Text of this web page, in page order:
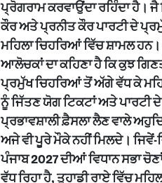
ਪ੍ਰੋਗਰਾਮ ਕਰਵਾਉਂਦਾ ਰਹਿੰਦਾ ਹੈ।
ਕੌਰ ਅਤੇ ਪ੍ਰਨੀਤ ਕੌਰ ਪਾਰਟੀ ਦੇ
ਮਹਿਲਾ ਚਿਹਰਿਆਂ ਵਿੱਚ ਸ਼ਾਮਲ
ਆਲੋਚਕਾਂ ਦਾ ਕਹਿਣਾ ਹੈ ਕਿ ਕੁਝ
ਪ੍ਰਮੁੱਖ ਚਿਹਰਿਆਂ ਤੋਂ ਅੱਗੇ ਵੱਧ ਕੇ
ਨੂੰ ਜਿੱਤਣ ਯੋਗ ਟਿਕਟਾਂ ਅਤੇ ਪਾਰਟੀ
ਪ੍ਰਭਾਵਸ਼ਾਲੀ ਫ਼ੈਸਲਾ ਲੈਣ ਵਾਲੇ
ਅਜੇ ਵੀ ਪੂਰੇ ਮੌਕੇ ਨਹੀਂ ਮਿਲਦੇ। ਜਿਵੇਂ-
ਪੰਜਾਬ 2027 ਦੀਆਂ ਵਿਧਾਨ ਸਭਾ
ਵੱਧ ਰਿਹਾ ਹੈ, ਤੁਹਾਡੀ ਰਾਏ ਵਿੱਚ